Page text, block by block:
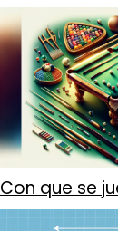
Con que se